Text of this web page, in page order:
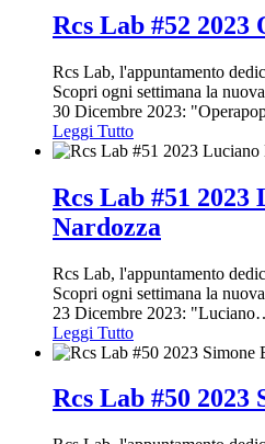
Rcs Lab #52 2023
Rcs Lab, l'appuntamento
Scopri ogni settimana la
30 Dicembre 2023:
Leggi Tutto
Rcs Lab #51
Nardozza
Rcs Lab, l'appuntamento
Scopri ogni settimana la
23 Dicembre 2023: "Luciano
Leggi Tutto
Rcs Lab #50 2023